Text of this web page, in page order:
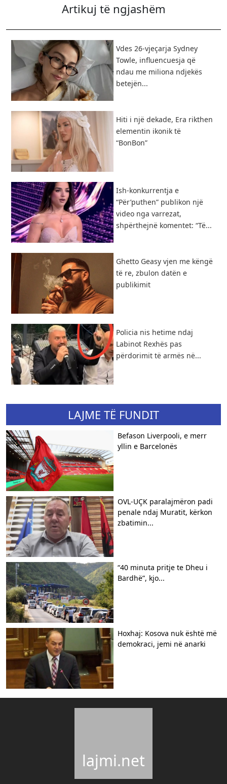
Artikuj të ngjashëm
Vdes 26-vjeçarja Sydney
Towle, influencuesja që
ndau me miliona ndjekës
betejën...
Hiti i një dekade, Era rikthen
elementin ikonik të
“BonBon”
Ish-konkurrentja e
“Për’puthen” publikon një
video nga varrezat,
shpërthejnë komentet: “Të...
Ghetto Geasy vjen me këngë
të re, zbulon datën e
publikimit
Policia nis hetime ndaj
Labinot Rexhës pas
përdorimit të armës në...
LAJME TË FUNDIT
Befason Liverpooli, e merr
yllin e Barcelonës
OVL-UÇK paralajmëron padi
penale ndaj Muratit, kërkon
zbatimin...
“40 minuta pritje te Dheu i
Bardhë”, kjo...
Hoxhaj: Kosova nuk është më
demokraci, jemi në anarki
lajmi.net